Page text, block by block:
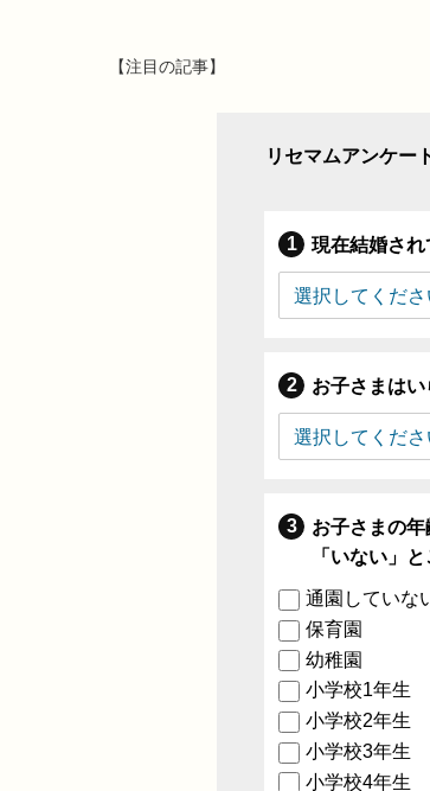
【注目の記事】
リセマムアンケー
現在結婚され
お子さまはい
お子さまの
「いない」
通園していな
保育園
幼稚園
小学校1年生
小学校2年生
小学校3年生
小学校4年生